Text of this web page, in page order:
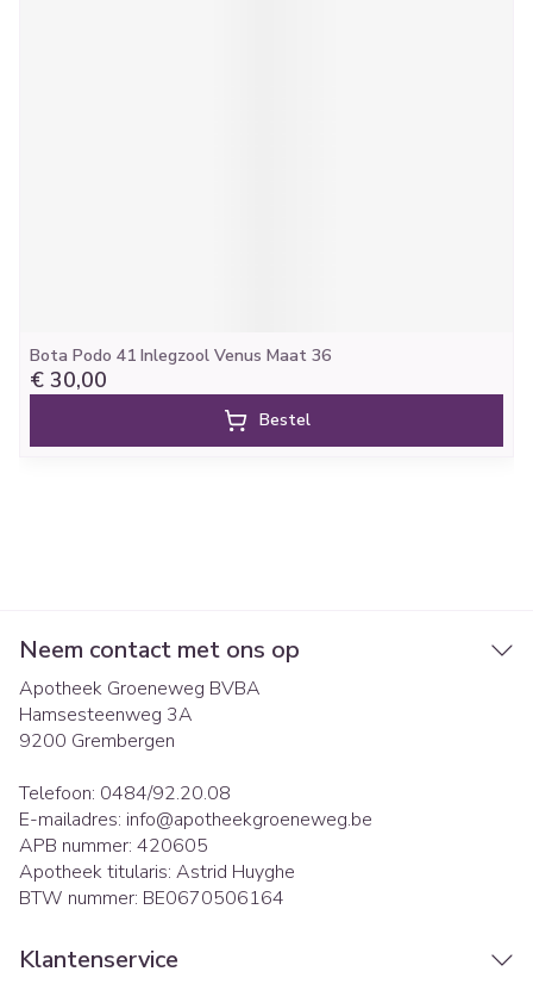
Bota Podo 41 Inlegzool Venus Maat 36
€ 30,00
Bestel
Neem contact met ons op
Apotheek Groeneweg BVBA
Hamsesteenweg 3A
9200 Grembergen
Telefoon: 0484/92.20.08
E-mailadres: info@apotheekgroeneweg.be
APB nummer: 420605
Apotheek titularis: Astrid Huyghe
BTW nummer: BE0670506164
Klantenservice